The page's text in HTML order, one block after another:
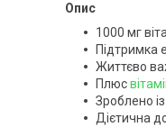
Опис
1000 мг
Підтримка
Життєво
Плюс
Зроблено
Дієтична